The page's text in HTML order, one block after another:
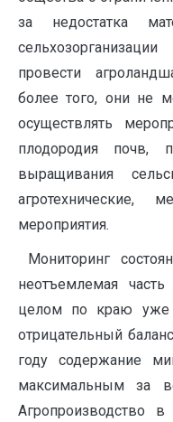
за недостатка
провести
более того, они не
осуществлять
плодородия почв,
выращивания
агротехнические,
мероприятия.
Мониторинг
неотъемлемая
целом по краю уже
отрицательный
году содержание
максимальным за
Агропроизводство